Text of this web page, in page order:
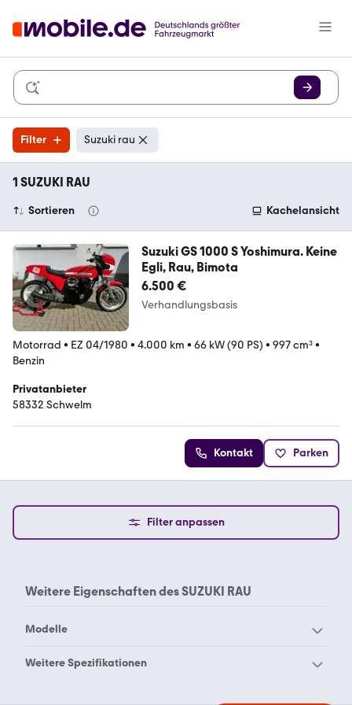
Filter Suzuki rau
1 SUZUKI RAU
Sortieren Kachelansicht
Suzuki GS 1000 S Yoshimura. Keine
Egli, Rau, Bimota
6.500 €
Verhandlungsbasis
Motorrad • EZ 04/1980 • 4.000 km • 66 kW (90 PS) • 997 cm³•
Benzin
Privatanbieter
58332 Schwelm
Kontakt Parken
Filter anpassen
Weitere Eigenschaften desSUZUKI RAU
Modelle
Suzuki Address 110
Weitere Spezifikationen